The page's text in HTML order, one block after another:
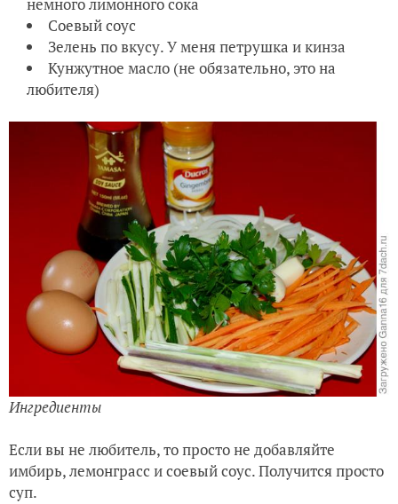
Соевый соус
Зелень по вкусу. У меня петрушка и кинза
Кунжутное масло (не обязательно, это на
любителя)
Ингредиенты
Если вы не любитель, то просто не добавляйте
имбирь, лемонграсс и соевый соус. Получится просто
суп.